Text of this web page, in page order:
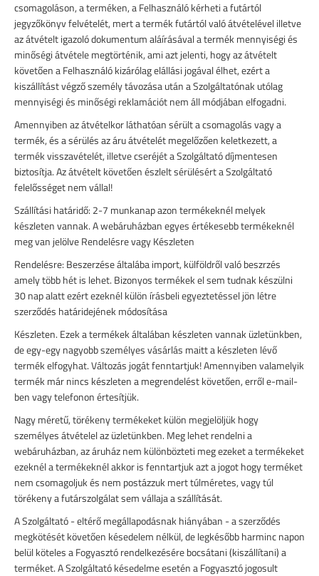
csomagoláson, a terméken, a Felhasználó kérheti a futártól
jegyzőkönyv felvételét, mert a termék futártól való átvételével illetve
az átvételt igazoló dokumentum aláírásával a termék mennyiségi és
minőségi átvétele megtörténik, ami azt jelenti, hogy az átvételt
követően a Felhasználó kizárólag elállási jogával élhet, ezért a
kiszállítást végző személy távozása után a Szolgáltatónak utólag
mennyiségi és minőségi reklamációt nem áll módjában elfogadni.
Amennyiben az átvételkor láthatóan sérült a csomagolás vagy a
termék, és a sérülés az áru átvételét megelőzően keletkezett, a
termék visszavételét, illetve cseréjét a Szolgáltató díjmentesen
biztosítja. Az átvételt követően észlelt sérülésért a Szolgáltató
felelősséget nem vállal!
Szállítási határidő: 2-7 munkanap azon termékeknél melyek
készleten vannak. A webáruházban egyes értékesebb termékeknél
meg van jelölve Rendelésre vagy Készleten
Rendelésre: Beszerzése általába import, külföldről való beszrzés
amely több hét is lehet. Bizonyos termékek el sem tudnak készülni
30 nap alatt ezért ezeknél külön írásbeli egyeztetéssel jön létre
szerződés határidejének módosítása
Készleten. Ezek a termékek általában készleten vannak üzletünkben,
de egy-egy nagyobb személyes vásárlás maitt a készleten lévő
termék elfogyhat. Változás jogát fenntartjuk! Amennyiben valamelyik
termék már nincs készleten a megrendelést követően, erről e-mail-
ben vagy telefonon értesítjük.
Nagy méretű, törékeny termékeket külön megjelöljük hogy
személyes átvételel az üzletünkben. Meg lehet rendelni a
webáruházban, az áruház nem különbözteti meg ezeket a termékeket
ezeknél a termékeknél akkor is fenntartjuk azt a jogot hogy terméket
nem csomagoljuk és nem postázzuk mert túlméretes, vagy túl
törékeny a futárszolgálat sem vállaja a szállítását.
A Szolgáltató - eltérő megállapodásnak hiányában - a szerződés
megkötését követően késedelem nélkül, de legkésőbb harminc napon
belül köteles a Fogyasztó rendelkezésére bocsátani (kiszállítani) a
terméket. A Szolgáltató késedelme esetén a Fogyasztó jogosult